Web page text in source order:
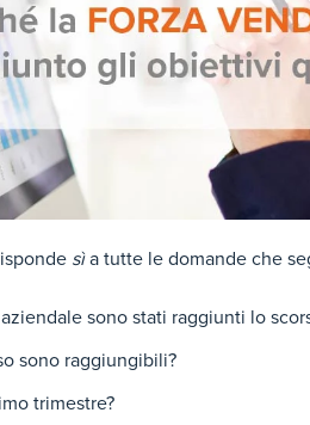
sìa tutte le domande che
sono stati raggiunti lo
sono raggiungibili?
trimestre?